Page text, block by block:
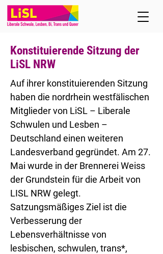
Konstituierende Sitzung der
LiSL NRW
Auf ihrer konstituierenden Sitzung
haben die nordrhein westfälischen
Mitglieder von LiSL – Liberale
Schwulen und Lesben –
Deutschland einen weiteren
Landesverband gegründet. Am 27.
Mai wurde in der Brennerei Weiss
der Grundstein für die Arbeit von
LISL NRW gelegt.
Satzungsmäßiges Ziel ist die
Verbesserung der
Lebensverhältnisse von
lesbischen, schwulen, trans*,